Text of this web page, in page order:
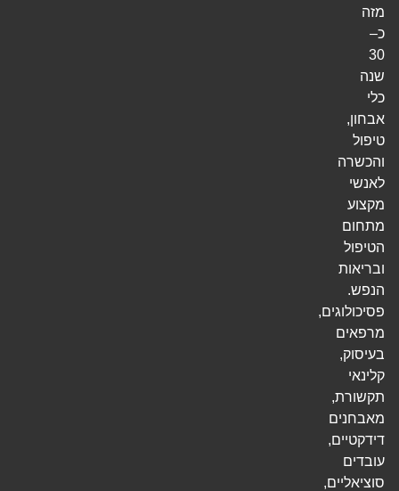
מזה
כ–
30
שנה
כלי
אבחון,
טיפול
והכשרה
לאנשי
מקצוע
מתחום
הטיפול
ובריאות
הנפש.
פסיכולוגים,
מרפאים
בעיסוק,
קלינאי
תקשורת,
מאבחנים
דידקטיים,
עובדים
סוציאליים,